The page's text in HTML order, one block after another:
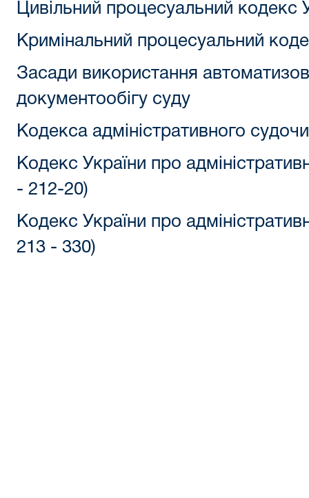
Цивільний процесуальний кодекс
Кримінальний процесуальний
Засади використання
документообігу суду
Кодекса адміністративного
Кодекс України про
- 212-20)
Кодекс України про
213 - 330)